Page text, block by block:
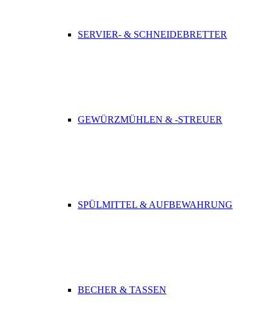
SERVIER- & SCHNEIDEBRETTER
GEWÜRZMÜHLEN & -STREUER
SPÜLMITTEL & AUFBEWAHRUNG
BECHER & TASSEN